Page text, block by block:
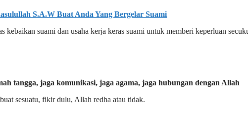
S.A.W Buat Anda Yang Bergelar Suami
kebaikan suami dan usaha kerja keras suami untuk memberi keperluan
sesuatu, fikir dulu, Allah redha atau tidak.